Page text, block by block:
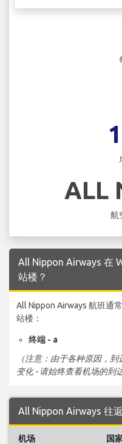
ALL
航
All Nippon Airways 在
站楼？
All Nippon Airways 航班通
站楼：
终端 - a
（注意：由于各种原因，
变化 - 请始终查看机场的到
All Nippon Airways 往
机场 国